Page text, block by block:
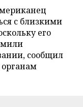
с близкими
его
сообщил